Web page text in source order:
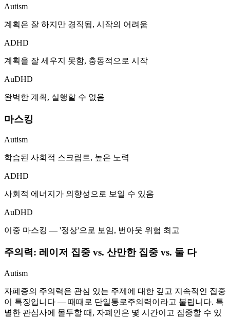
Autism
계획은 잘 하지만 경직됨, 시작의 어려움
ADHD
계획을 잘 세우지 못함, 충동적으로 시작
AuDHD
완벽한 계획, 실행할 수 없음
마스킹
Autism
학습된 사회적 스크립트, 높은 노력
ADHD
사회적 에너지가 외향성으로 보일 수 있음
AuDHD
이중 마스킹 — '정상'으로 보임, 번아웃 위험 최고
주의력: 레이저 집중 vs. 산만한 집중 vs. 둘 다
Autism
자폐증의 주의력은 관심 있는 주제에 대한 깊고 지속적인 집중
이 특징입니다 — 때때로 단일통로주의력이라고 불립니다. 특
별한 관심사에 몰두할 때, 자폐인은 몇 시간이고 집중할 수 있